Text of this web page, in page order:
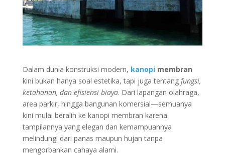
Dalam dunia konstruksi modern, kanopimembran
kini bukan hanya soal estetika, tapi juga tentang fungsi,
ketahanan, dan efisiensi biaya. Dari lapangan olahraga,
area parkir, hingga bangunan komersial—semuanya
kini mulai beralih ke kanopi membran karena
tampilannya yang elegan dan kemampuannya
melindungi dari panas maupun hujan tanpa
mengorbankan cahaya alami.